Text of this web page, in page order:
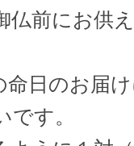
仏前にお供
命日のお届
す。